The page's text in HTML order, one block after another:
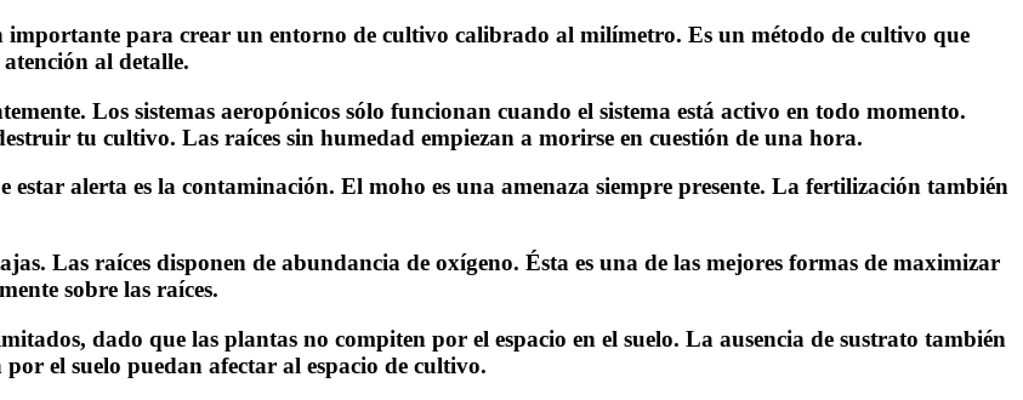
importante para crear un entorno de cultivo calibrado al milímetro. Es un método de cultivo que
al detalle.
Los sistemas aeropónicos sólo funcionan cuando el sistema está activo en todo momento.
tu cultivo. Las raíces sin humedad empiezan a morirse en cuestión de una hora.
alerta es la contaminación. El moho es una amenaza siempre presente. La fertilización también
Las raíces disponen de abundancia de oxígeno. Ésta es una de las mejores formas de maximizar
sobre las raíces.
dado que las plantas no compiten por el espacio en el suelo. La ausencia de sustrato también
el suelo puedan afectar al espacio de cultivo.